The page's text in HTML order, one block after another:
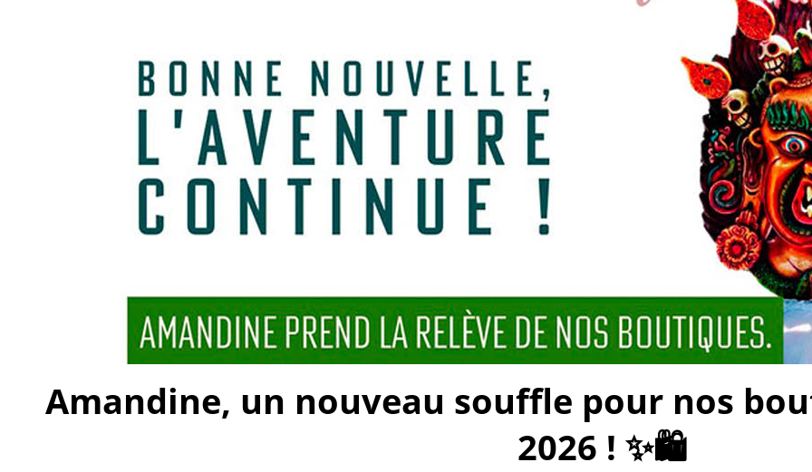
Amandine, un nouveau souffle pour nos
2026 ! ✨🛍️